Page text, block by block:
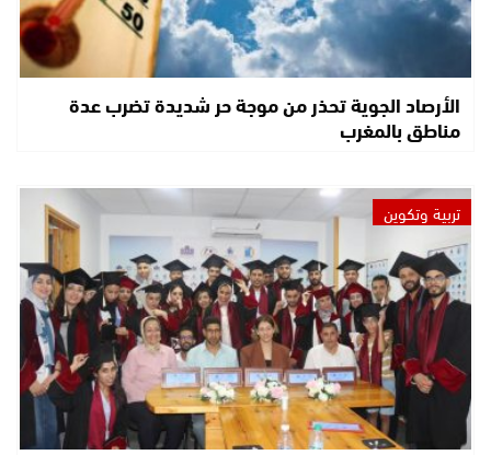
الأرصاد الجوية تحذر من موجة حر شديدة تضرب عدة
مناطق بالمغرب
تربية وتكوين